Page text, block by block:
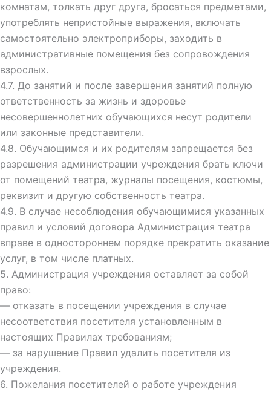
комнатам, толкать друг друга, бросаться предметами,
употреблять непристойные выражения, включать
самостоятельно электроприборы, заходить в
административные помещения без сопровождения
взрослых.
4.7. До занятий и после завершения занятий полную
ответственность за жизнь и здоровье
несовершеннолетних обучающихся несут родители
или законные представители.
4.8. Обучающимся и их родителям запрещается без
разрешения администрации учреждения брать ключи
от помещений театра, журналы посещения, костюмы,
реквизит и другую собственность театра.
4.9. В случае несоблюдения обучающимися указанных
правил и условий договора Администрация театра
вправе в одностороннем порядке прекратить оказание
услуг, в том числе платных.
5. Администрация учреждения оставляет за собой
право:
— отказать в посещении учреждения в случае
несоответствия посетителя установленным в
настоящих Правилах требованиям;
— за нарушение Правил удалить посетителя из
учреждения.
6. Пожелания посетителей о работе учреждения